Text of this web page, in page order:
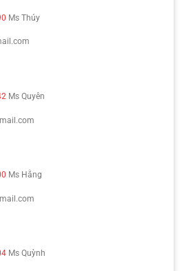
Ms Thúy
Ms Quyên
Ms Hằng
Ms Quỳnh